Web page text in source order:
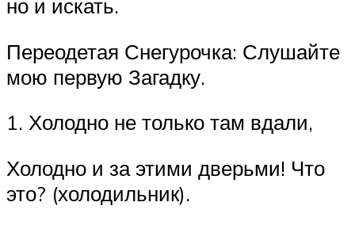
но и искать.
Переодетая Снегурочка: Слушайте
мою первую Загадку.
1. Холодно не только там вдали,
Холодно и за этими дверьми! Что
это? (холодильник).